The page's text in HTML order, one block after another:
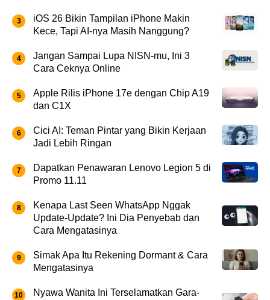
iOS 26 Bikin Tampilan iPhone Makin
Kece, Tapi AI-nya Masih Nanggung?
Jangan Sampai Lupa NISN-mu, Ini 3
Cara Ceknya Online
Apple Rilis iPhone 17e dengan Chip A19
dan C1X
Cici AI: Teman Pintar yang Bikin Kerjaan
Jadi Lebih Ringan
Dapatkan Penawaran Lenovo Legion 5 di
Promo 11.11
Kenapa Last Seen WhatsApp Nggak
Update-Update? Ini Dia Penyebab dan
Cara Mengatasinya
Simak Apa Itu Rekening Dormant & Cara
Mengatasinya
Nyawa Wanita Ini Terselamatkan Gara-